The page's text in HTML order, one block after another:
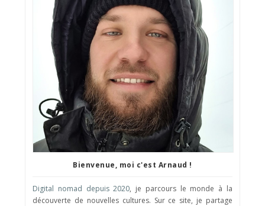
Bienvenue, moi c'est Arnaud !
Digital nomad depuis 2020, je parcours le monde à la
découverte de nouvelles cultures. Sur ce site, je partage